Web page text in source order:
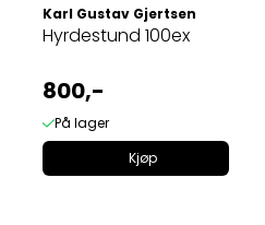
Karl Gustav Gjertsen
Hyrdestund 100ex
800,-
På lager
Kjøp